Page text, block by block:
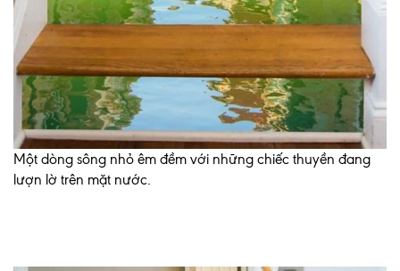
Một dòng sông nhỏ êm đềm với những chiếc thuyền đang
lượn lờ trên mặt nước.